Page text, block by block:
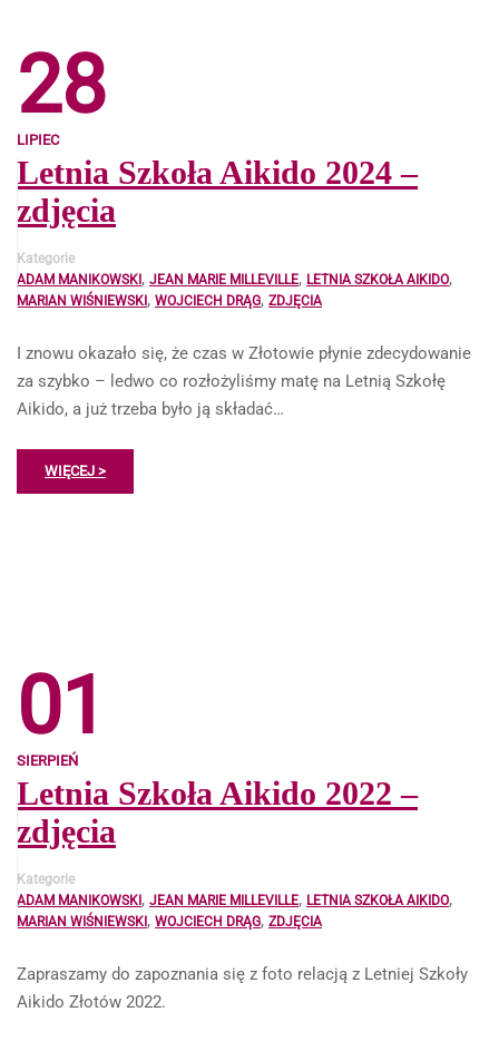
28
LIPIEC
Letnia Szkoła Aikido 2024 –
zdjęcia
Kategorie
ADAM MANIKOWSKI , JEAN MARIE MILLEVILLE, LETNIA SZKOŁA AIKIDO,
MARIAN WIŚNIEWSKI , WOJCIECH DRĄG, ZDJĘCIA
I znowu okazało się, że czas w Złotowie płynie zdecydowanie
za szybko – ledwo co rozłożyliśmy matę na Letnią Szkołę
Aikido, a już trzeba było ją składać…
WIĘCEJ >
01
SIERPIEŃ
Letnia Szkoła Aikido 2022 –
zdjęcia
Kategorie
ADAM MANIKOWSKI , JEAN MARIE MILLEVILLE, LETNIA SZKOŁA AIKIDO,
MARIAN WIŚNIEWSKI , WOJCIECH DRĄG, ZDJĘCIA
Zapraszamy do zapoznania się z foto relacją z Letniej Szkoły
Aikido Złotów 2022.